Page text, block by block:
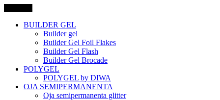
BUILDER GEL
Builder gel
Builder Gel Foil Flakes
Builder Gel Flash
Builder Gel Brocade
POLYGEL
POLYGEL by DIWA
OJA SEMIPERMANENTA
Oja semipermanenta glitter